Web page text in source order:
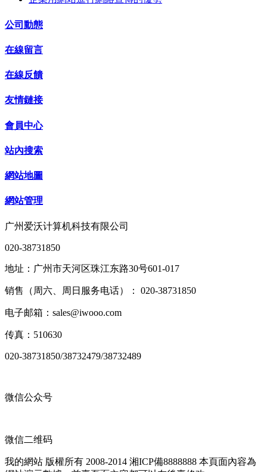
公司動態
在線留言
在線反饋
友情鏈接
會員中心
站內搜索
網站地圖
網站管理
广州爱沃计算机科技有限公司
020-38731850
地址：广州市天河区珠江东路30号601-017
销售（周六、周日服务电话）： 020-38731850
电子邮箱：sales@iwooo.com
传真：510630
020-38731850/38732479/38732489
微信公众号
微信二维码
我的網站 版權所有 2008-2014 湘ICP備8888888 本頁面內容為